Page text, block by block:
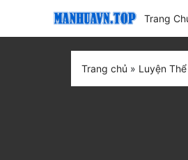
Trang
Trang chủ » Luyện